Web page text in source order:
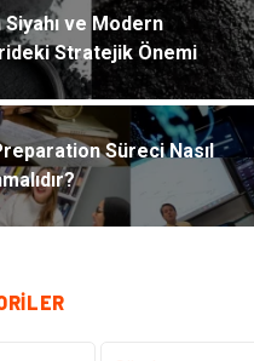
ve Modern
Stratejik Önemi
Süreci Nasıl